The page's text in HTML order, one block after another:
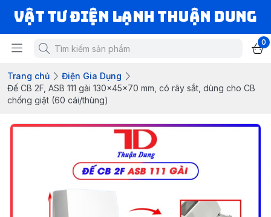
VẬT TƯ ĐIỆN LẠNH THUẬN DUNG
0
Trang chủ
Điện Gia Dụng
Đế CB 2F, ASB 111 gài 130x45x70 mm, có rây sắt, dùng cho CB
chống giật (60 cái/thùng)